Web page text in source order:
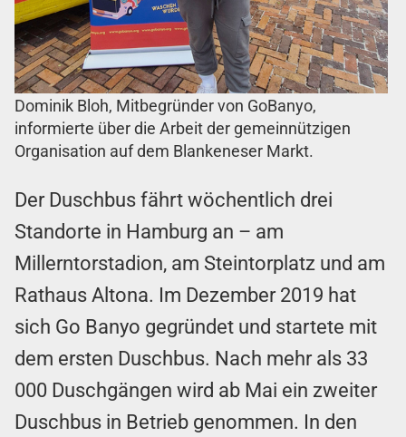
Dominik Bloh, Mitbegründer von GoBanyo,
informierte über die Arbeit der gemeinnützigen
Organisation auf dem Blankeneser Markt.
Der Duschbus fährt wöchentlich drei
Standorte in Hamburg an – am
Millerntorstadion, am Steintorplatz und am
Rathaus Altona. Im Dezember 2019 hat
sich Go Banyo gegründet und startete mit
dem ersten Duschbus. Nach mehr als 33
000 Duschgängen wird ab Mai ein zweiter
Duschbus in Betrieb genommen. In den